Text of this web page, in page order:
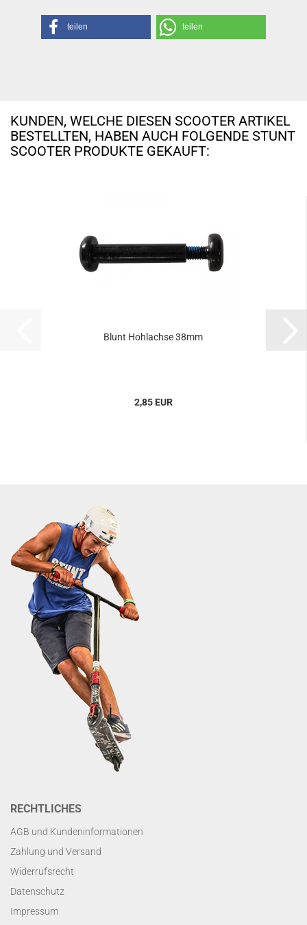
teilen teilen
KUNDEN, WELCHE DIESEN SCOOTER ARTIKEL
BESTELLTEN, HABEN AUCH FOLGENDE STUNT
SCOOTER PRODUKTE GEKAUFT:
Blunt Hohlachse 38mm
2,85 EUR
RECHTLICHES
AGB und Kundeninformationen
Zahlung und Versand
Widerrufsrecht
Datenschutz
Impressum